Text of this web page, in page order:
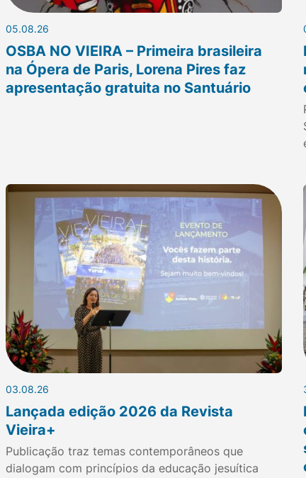
05.08.26
OSBA NO VIEIRA – Primeira brasileira
na Ópera de Paris, Lorena Pires faz
apresentação gratuita no Santuário
03.08.26
Lançada edição 2026 da Revista
Vieira+
Publicação traz temas contemporâneos que
dialogam com princípios da educação jesuítica